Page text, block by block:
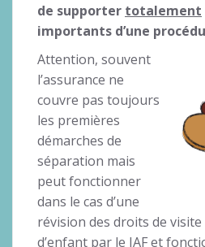
de supporter totalement
importants d’une
Attention, souvent
l’assurance ne
couvre pas toujours
les premières
démarches de
séparation mais
peut fonctionner
dans le cas d’une
révision des droits de
d’enfant par le JAF et